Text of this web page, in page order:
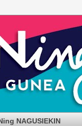
NAGUSIEKIN